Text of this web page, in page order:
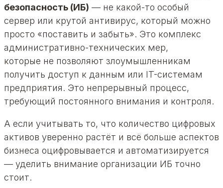
безопасность (ИБ) — не какой-то особый
сервер или крутой антивирус, который можно
просто «поставить и забыть». Это комплекс
административно-технических мер,
которые не позволяют злоумышленникам
получить доступ к данным или IT-системам
предприятия. Это непрерывный процесс,
требующий постоянного внимания и контроля.
А если учитывать то, что количество цифровых
активов уверенно растёт и всё больше аспектов
бизнеса оцифровывается и автоматизируется
— уделить внимание организации ИБ точно
стоит.